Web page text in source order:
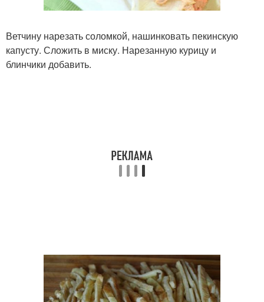
Ветчину нарезать соломкой, нашинковать пекинскую
капусту. Сложить в миску. Нарезанную курицу и
блинчики добавить.